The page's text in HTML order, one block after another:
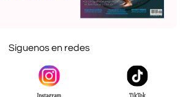
Síguenos en redes